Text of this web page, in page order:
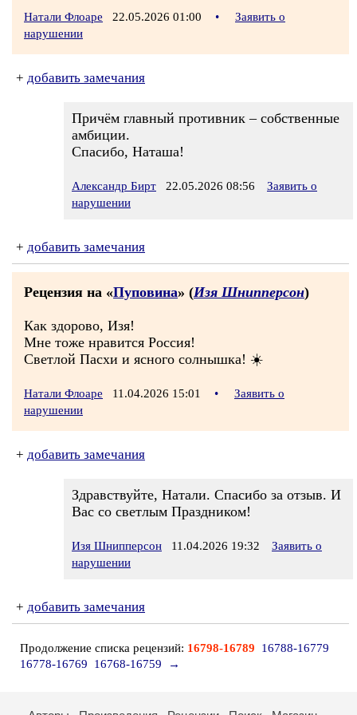
Натали Флоаре 22.05.2026 01:00 •
Заявить о
нарушении
+ добавить замечания
Причём главный противник – собственные
амбиции.
Спасибо, Наташа!
Александр Бирт 22.05.2026 08:56
Заявить о
нарушении
+ добавить замечания
Рецензия на «Пуповина» (Изя Шнипперсон)
Как здорово, Изя!
Мне тоже нравится Россия!
Светлой Пасхи и ясного солнышка! ☀️
Натали Флоаре 11.04.2026 15:01 •
Заявить о
нарушении
+ добавить замечания
Здравствуйте, Натали. Спасибо за отзыв. И
Вас со светлым Праздником!
Изя Шнипперсон 11.04.2026 19:32
Заявить о
нарушении
+ добавить замечания
Продолжение списка рецензий: 16798-16789
16788-16779
16778-16769
16768-16759 →